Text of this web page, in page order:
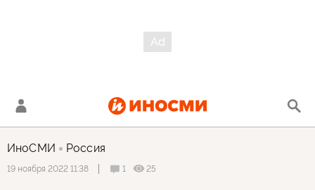
ИноСМИ Россия
19 ноября 2022 11:38 1 25